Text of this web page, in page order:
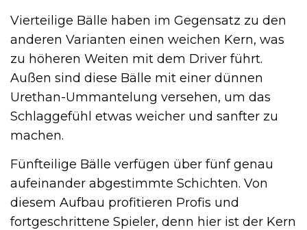
Vierteilige Bälle haben im Gegensatz zu den
anderen Varianten einen weichen Kern, was
zu höheren Weiten mit dem Driver führt.
Außen sind diese Bälle mit einer dünnen
Urethan-Ummantelung versehen, um das
Schlaggefühl etwas weicher und sanfter zu
machen.
Fünfteilige Bälle verfügen über fünf genau
aufeinander abgestimmte Schichten. Von
diesem Aufbau profitieren Profis und
fortgeschrittene Spieler, denn hier ist der Kern